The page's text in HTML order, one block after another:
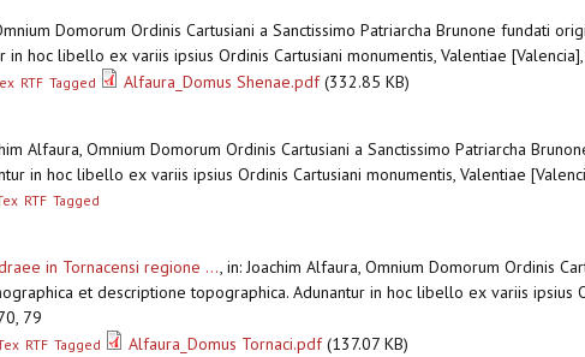
Domorum Ordinis Cartusiani a Sanctissimo Patriarcha Brunone fundati
hoc libello ex variis ipsius Ordinis Cartusiani monumentis, Valentiae
RTF Tagged Alfaura_Domus Shenae.pdf(332.85 KB)
Alfaura, Omnium Domorum Ordinis Cartusiani a Sanctissimo Patriarcha
in hoc libello ex variis ipsius Ordinis Cartusiani monumentis, Valentiae
RTF Tagged
in Tornacensi regione ..., in: Joachim Alfaura, Omnium Domorum Ordinis
et descriptione topographica. Adunantur in hoc libello ex variis ipsius
79
RTF Tagged Alfaura_Domus Tornaci.pdf(137.07 KB)